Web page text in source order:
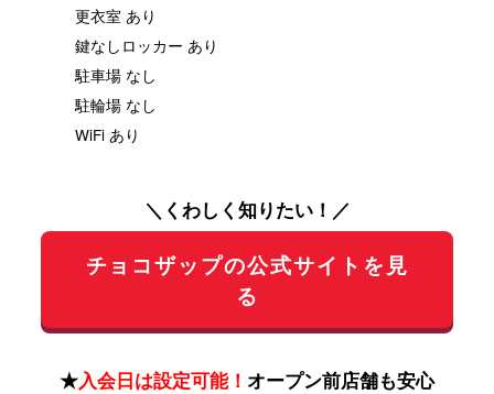
更衣室 あり
鍵なしロッカー あり
駐車場 なし
駐輪場 なし
WiFi あり
＼くわしく知りたい！／
チョコザップの公式サイトを見
る
★入会日は設定可能！ オープン前店舗も安心